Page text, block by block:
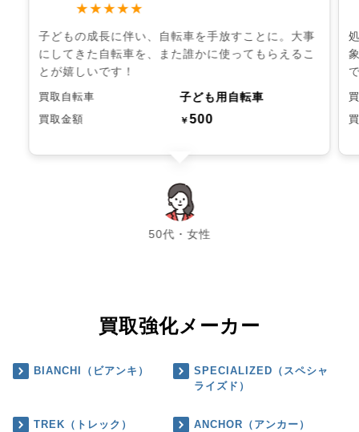
★★★★★
子どもの成長に伴い、自転車を手放すことに。大事
にしてきた自転車を、また誰かに使ってもらえるこ
とが嬉しいです！
買取自転車 子ども用自転車
買取金額 ￥500
50代・女性
chevron_left chevron_right
買取強化メーカー
BIANCHI（ビアンキ）
SPECIALIZED（スペシャ
ライズド）
TREK（トレック） ANCHOR（アンカー）